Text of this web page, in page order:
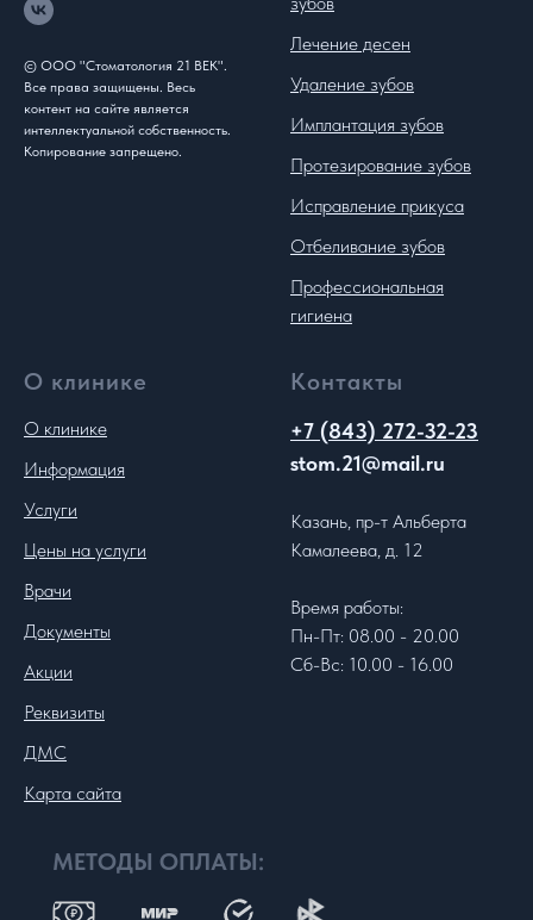
© ООО "Стоматология 21 ВЕК".
Все права защищены. Весь
контент на сайте является
интеллектуальной собственность.
Копирование запрещено.
Лечение десен
Удаление зубов
Имплантация зубов
Протезирование зубов
Исправление прикуса
Отбеливание зубов
Профессиональная
гигиена
О клинике
О клинике
Информация
Услуги
Цены на услуги
Врачи
Документы
Акции
Реквизиты
ДМС
Карта сайта
Контакты
+7 (843) 272-32-23
stom.21@mail.ru
Казань, пр-т Альберта
Камалеева, д. 12
Время работы:
Пн-Пт: 08.00 - 20.00
Сб-Вс: 10.00 - 16.00
МЕТОДЫ ОПЛАТЫ: